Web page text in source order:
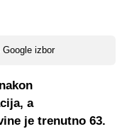
izbor
a
je trenutno 63.